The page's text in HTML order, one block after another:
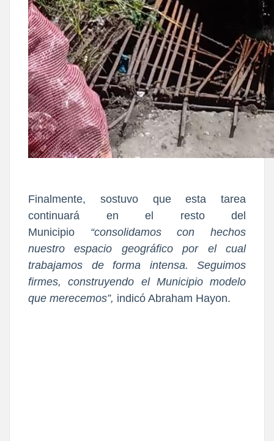
Finalmente, sostuvo que esta tarea
continuará en el resto del
Municipio
“consolidamos con hechos
nuestro espacio geográfico por el cual
trabajamos de forma intensa. Seguimos
firmes, construyendo el Municipio modelo
que merecemos”, indicó Abraham Hayon.